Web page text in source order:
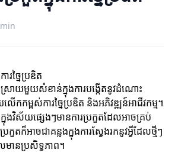
រច្នៃប្រឌិត
រាយមួយសំខាន់ក្នុងការបង្កើតនូវដំណោះ
ើកកម្ពស់ការច្នៃប្រឌិត និងអភិវឌ្ឍន៍អាជីវកម្ម។
នុងវិស័យផ្សេងៗមានការប្រកួតដែលអាចគ្រប់
កួតក៏អាចជាគន្លងក្នុងការស្វែងរកនូវអ្វីដែលថ្មីៗ
ានប្រសិទ្ធភាព។